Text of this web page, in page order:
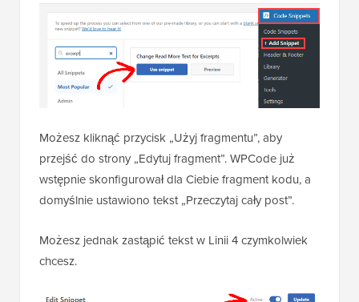
Możesz kliknąć przycisk „Użyj fragmentu”, aby
przejść do strony „Edytuj fragment”. WPCode już
wstępnie skonfigurował dla Ciebie fragment kodu, a
domyślnie ustawiono tekst „Przeczytaj cały post”.
Możesz jednak zastąpić tekst w Linii 4 czymkolwiek
chcesz.